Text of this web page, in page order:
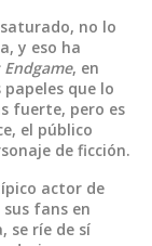
no lo
y eso ha
, en
papeles que lo
fuerte, pero es
el público
de ficción.
actor de
fans en
se ríe de sí